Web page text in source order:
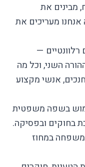
מבינים את
מעריכים את
—
השני, וכל מה
אנשי מקצוע
בשפה משפטית
בחוקים ובפסיקה.
משפחה במחוז